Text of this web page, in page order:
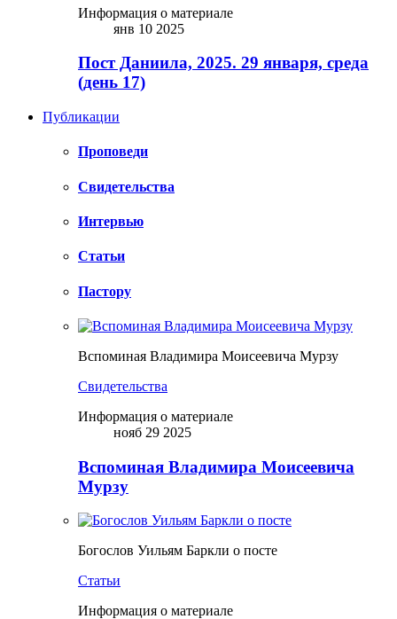
Информация о материале
янв 10 2025
Пост Даниила, 2025. 29 января, среда
(день 17)
Публикации
Проповеди
Свидетельства
Интервью
Статьи
Пастору
Вспоминая Владимира Моисеевича Мурзу
Свидетельства
Информация о материале
нояб 29 2025
Вспоминая Владимира Моисеевича
Мурзу
Богослов Уильям Баркли о посте
Статьи
Информация о материале